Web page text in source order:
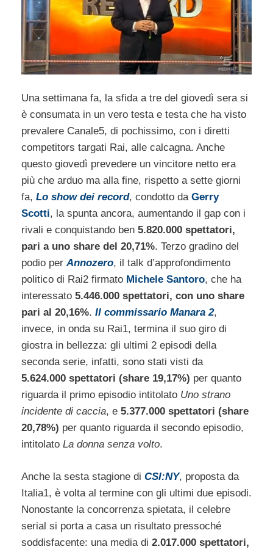
Una settimana fa, la sfida a tre del giovedì sera si
è consumata in un vero testa e testa che ha visto
prevalere Canale5, di pochissimo, con i diretti
competitors targati Rai, alle calcagna. Anche
questo giovedì prevedere un vincitore netto era
più che arduo ma alla fine, rispetto a sette giorni
fa, Lo show dei record, condotto da Gerry
Scotti, la spunta ancora, aumentando il gap con i
rivali e conquistando ben 5.820.000 spettatori,
pari a uno share del 20,71%. Terzo gradino del
podio perAnnozero, il talk d’approfondimento
politico di Rai2 firmato Michele Santoro, che ha
interessato 5.446.000 spettatori, con uno share
pari al 20,16%. Il commissario Manara 2,
invece, in onda su Rai1, termina il suo giro di
giostra in bellezza: gli ultimi 2 episodi della
seconda serie, infatti, sono stati visti da
5.624.000 spettatori (share 19,17%) per quanto
riguarda il primo episodio intitolato Uno strano
incidente di caccia, e 5.377.000 spettatori (share
20,78%) per quanto riguarda il secondo episodio,
intitolato La donna senza volto.
Anche la sesta stagione di CSI:NY, proposta da
Italia1, è volta al termine con gli ultimi due episodi.
Nonostante la concorrenza spietata, il celebre
serial si porta a casa un risultato pressoché
soddisfacente: una media di 2.017.000 spettatori,